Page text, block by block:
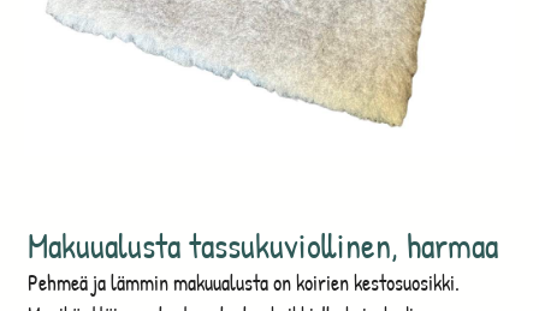
Makuualusta tassukuviollinen, harmaa
Pehmeä ja lämmin makuualusta on koirien kestosuosikki.